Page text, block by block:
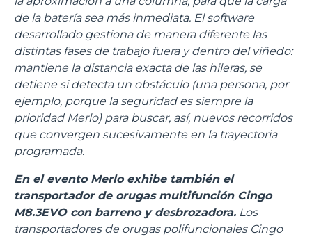
de la batería sea más inmediata. El software
desarrollado gestiona de manera diferente las
distintas fases de trabajo fuera y dentro del viñedo:
mantiene la distancia exacta de las hileras, se
detiene si detecta un obstáculo (una persona, por
ejemplo, porque la seguridad es siempre la
prioridad Merlo) para buscar, así, nuevos recorridos
que convergen sucesivamente en la trayectoria
programada.
En el evento Merlo exhibe también el
transportador de orugas multifunción Cingo
M8.3EVO con barreno y desbrozadora. Los
transportadores de orugas polifuncionales Cingo